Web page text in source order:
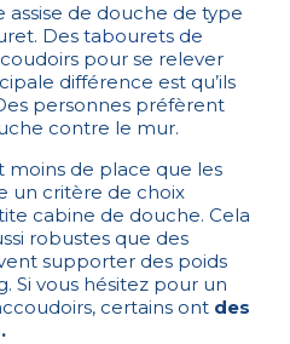
assise de douche de type
Des tabourets de
pour se relever
différence est qu’ils
personnes préfèrent
contre le mur.
de place que les
un critère de choix
cabine de douche. Cela
robustes que des
supporter des poids
Si vous hésitez pour un
certains ont des